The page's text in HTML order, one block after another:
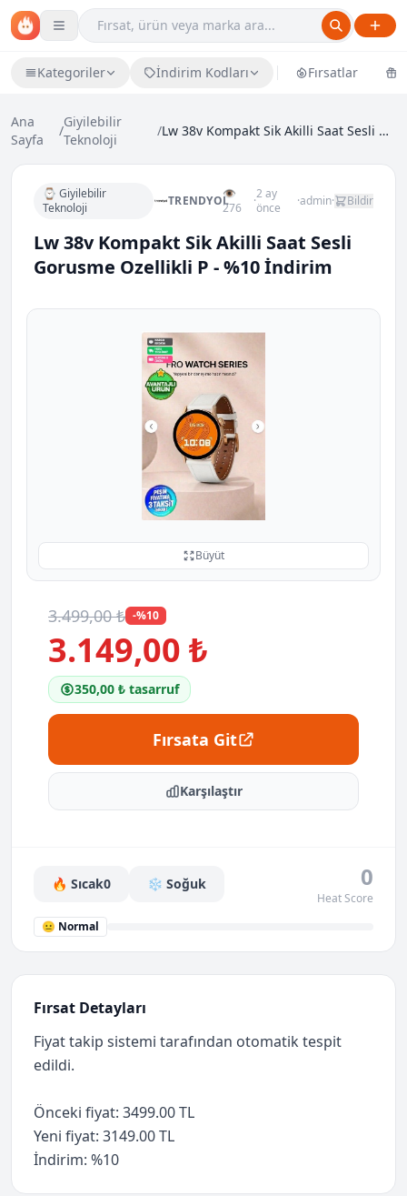
Kategoriler İndirim Kodları Fırsatlar
Ana
Sayfa
/
Giyilebilir
Teknoloji
/ Lw 38v Kompakt Sik Akilli Saat Sesli Gorusme Ozell...
⌚ Giyilebilir
Teknoloji
TRENDYOL👁
276
·2 ay
önce
·admin· Bildir
Lw 38v Kompakt Sik Akilli Saat Sesli
Gorusme Ozellikli P - %10 İndirim
Büyüt
3.499,00 ₺ -%10
3.149,00 ₺
350,00 ₺ tasarruf
Fırsata Git
Karşılaştır
🔥 Sıcak0 ❄️ Soğuk 0
Heat Score
😐 Normal
Fırsat Detayları
Fiyat takip sistemi tarafından otomatik tespit
edildi.
Önceki fiyat: 3499.00 TL
Yeni fiyat: 3149.00 TL
İndirim: %10